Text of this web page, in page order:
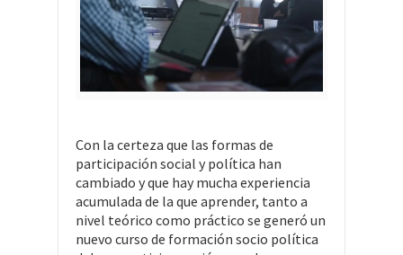
Con la certeza que las formas de
participación social y política han
cambiado y que hay mucha experiencia
acumulada de la que aprender, tanto a
nivel teórico como práctico se generó un
nuevo curso de formación socio política